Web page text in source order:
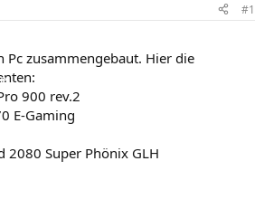
#1
Pc zusammengebaut. Hier die
900 rev.2
E-Gaming
2080 Super Phönix GLH